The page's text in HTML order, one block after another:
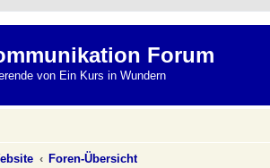
Forum
von Ein Kurs in Wundern
Foren-Übersicht